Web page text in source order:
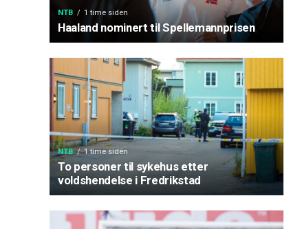
NTB 1 time siden
Haaland nominert til Spellemannprisen
NTB 1 time siden
To personer til sykehus etter
voldshendelse i Fredrikstad